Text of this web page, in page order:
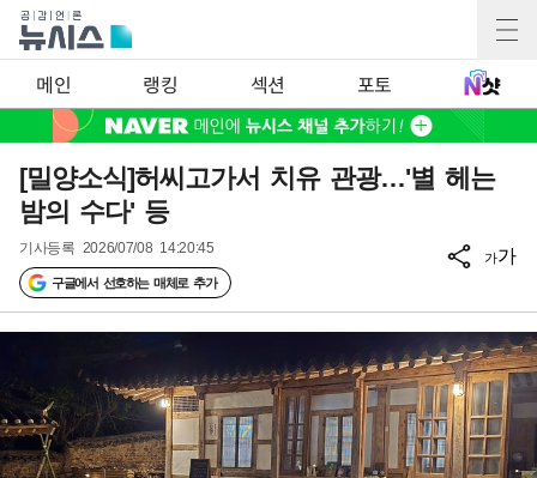
메인 랭킹 섹션 포토
[밀양소식]허씨고가서 치유 관광…'별 헤는
밤의 수다' 등
기사등록 2026/07/08 14:20:45
구글에서 선호하는 매체로 추가
가가